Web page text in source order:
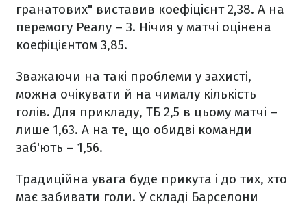
гранатових" виставив коефіцієнт 2,38. А на
перемогу Реалу – 3. Нічия у матчі оцінена
коефіцієнтом 3,85.
Зважаючи на такі проблеми у захисті,
можна очікувати й на чималу кількість
голів. Для прикладу, ТБ 2,5 в цьому матчі –
лише 1,63. А на те, що обидві команди
заб'ють – 1,56.
Традиційна увага буде прикута і до тих, хто
має забивати голи. У складі Барселони